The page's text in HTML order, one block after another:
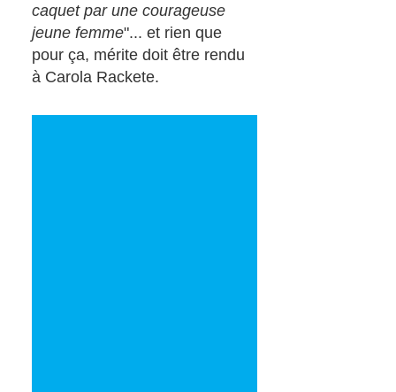
caquet par une courageuse
jeune femme"... et rien que
pour ça, mérite doit être rendu
à Carola Rackete.